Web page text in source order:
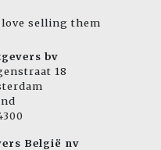
love selling them
bv
18
België nv